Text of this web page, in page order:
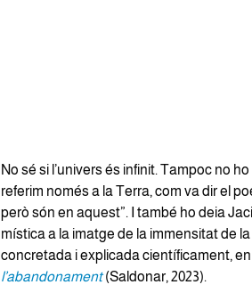
No sé si l’univers és infinit. Tampoc no
referim només a la Terra, com va dir el
però són en aquest”. I també ho deia
mística a la imatge de la immensitat de
concretada i explicada científicament, en
l’abandonament(Saldonar, 2023).